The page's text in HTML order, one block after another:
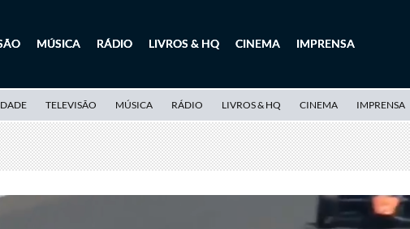
MÚSICA RÁDIO LIVROS & HQ CINEMA IMPRENSA
TELEVISÃO MÚSICA RÁDIO LIVROS & HQ CINEMA IMPRENSA